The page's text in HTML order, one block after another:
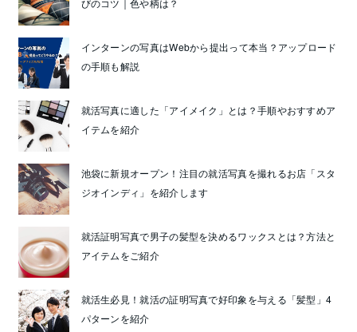
びのコツ｜色や柄は？
インターンの写真はWebから提出って本当？アップロード
の手順も解説
就活写真に適した「アイメイク」とは？手順やおすすめア
イテムを紹介
池袋に新規オープン！注目の就活写真を撮れるお店「スタ
ジオインディ」を紹介します
就活証明写真で男子の髪型を決めるワックスとは？方法と
アイテムをご紹介
就活生必見！就活の証明写真で好印象を与える「髪型」4
パターンを紹介